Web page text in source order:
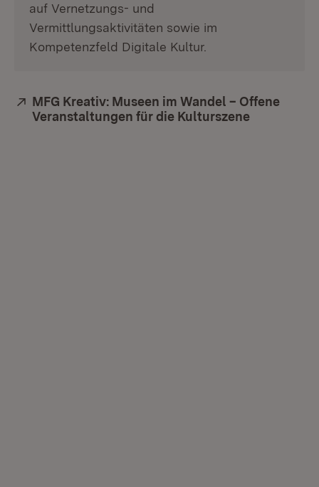
auf Vernetzungs- und
Vermittlungsaktivitäten sowie im
Kompetenzfeld Digitale Kultur.
Extern:
MFG Kreativ: Museen im Wandel – Offene
Veranstaltungen für die Kulturszene